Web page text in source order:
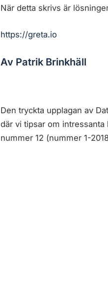
När detta skrivs är
https://greta.io
Av Patrik Brinkhäll
Den tryckta upplagan av
där vi tipsar om
nummer 12 (nummer 1-